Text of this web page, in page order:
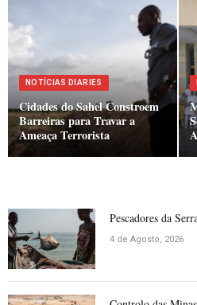
NOTÍCIAS DIARIES
Cidades do Sahel Constroem
Barreiras para Travar a
Ameaça Terrorista
Pescadores da
4 de Agosto, 2026